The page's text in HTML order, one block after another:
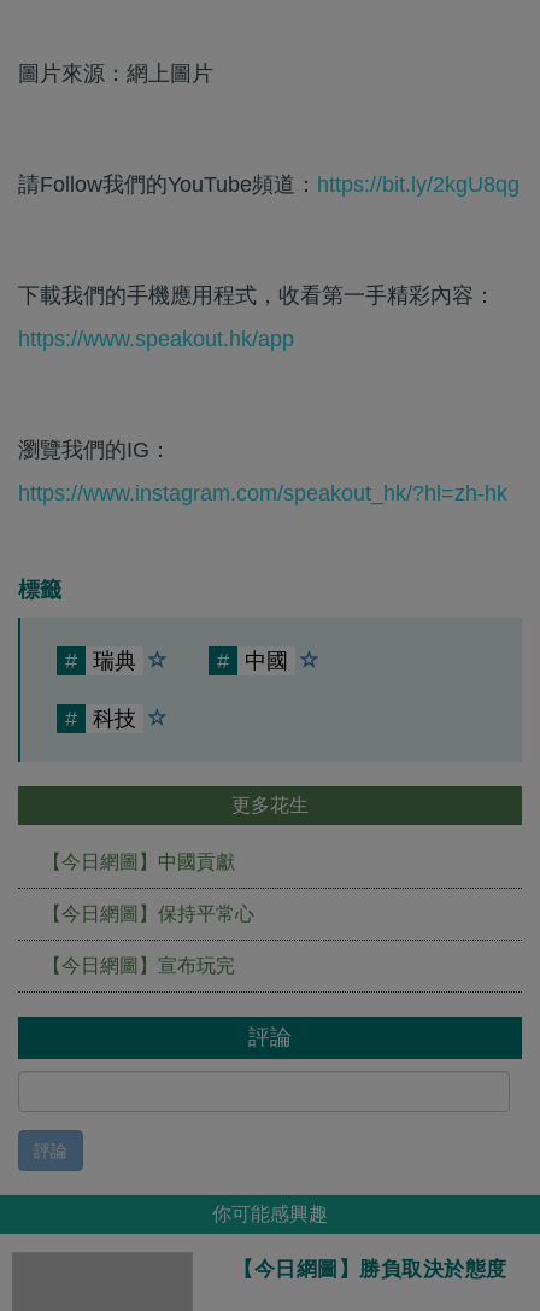
圖片來源：網上圖片
請Follow我們的YouTube頻道： https://bit.ly/2kgU8qg
下載我們的手機應用程式，收看第一手精彩內容：
https://www.speakout.hk/app
瀏覽我們的IG：
https://www.instagram.com/speakout_hk/?hl=zh-hk
標籤
# 瑞典 # 中國
# 科技
更多花生
【今日網圖】中國貢獻
【今日網圖】保持平常心
【今日網圖】宣布玩完
評論
評論
你可能感興趣
【今日網圖】勝負取決於態度